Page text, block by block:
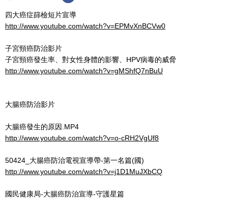
四大癌症篩檢短片宣導
http://www.youtube.com/watch?v=EPMvXnBCVw0
子宮頸癌防治影片
子宮頸癌發生率、對女性身體的影響、HPV病毒的威脅
http://www.youtube.com/watch?v=gMShfQ7nBuU
大腸癌防治影片
大腸癌發生的原因.MP4
http://www.youtube.com/watch?v=o-cRH2VgUf8
50424_大腸癌防治電視宣導帶-第一名篇(國)
http://www.youtube.com/watch?v=j1D1MuJXbCQ
國民健康局-大腸癌防治宣導-守護星篇